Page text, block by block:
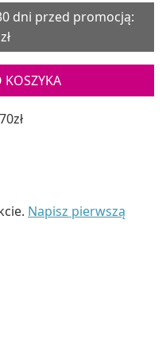
dni przed promocją:
KOSZYKA
Napisz pierwszą